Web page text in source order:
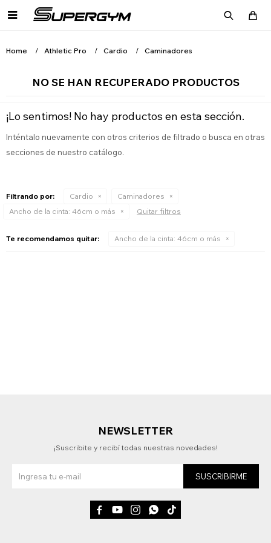

Home Athletic Pro Cardio Caminadores
NO SE HAN RECUPERADO PRODUCTOS
¡Lo sentimos! No hay productos en esta sección.
Inténtalo nuevamente con otros criterios de filtrado o busca en otras
secciones de nuestro catálogo.
Filtrando por: Cardio
Caminadores
Ancho de la cinta: 46cm o más Quitar filtros
Te recomendamos quitar: Ancho de la cinta: 46cm o más
NEWSLETTER
¡Suscribite y recibí todas nuestras novedades!
SUSCRIBIRME
    